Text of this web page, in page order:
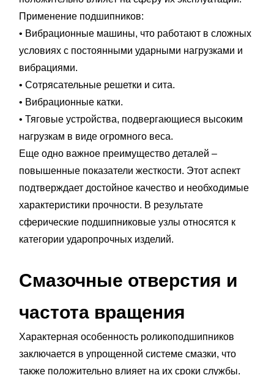
Применение подшипников:
• Вибрационные машины, что работают в сложных
условиях с постоянными ударными нагрузками и
вибрациями.
• Сотрясательные решетки и сита.
• Вибрационные катки.
• Тяговые устройства, подвергающиеся высоким
нагрузкам в виде огромного веса.
Еще одно важное преимущество деталей –
повышенные показатели жесткости. Этот аспект
подтверждает достойное качество и необходимые
характеристики прочности. В результате
сферические подшипниковые узлы относятся к
категории ударопрочных изделий.
Смазочные отверстия и
частота вращения
Характерная особенность роликоподшипников
заключается в упрощенной системе смазки, что
также положительно влияет на их сроки службы.